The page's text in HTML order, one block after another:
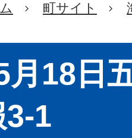
町サイト
月18日
1